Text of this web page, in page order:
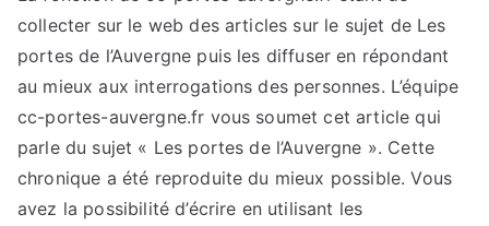
collecter sur le web des articles sur le sujet de Les
portes de l’Auvergne puis les diffuser en répondant
au mieux aux interrogations des personnes. L’équipe
cc-portes-auvergne.fr vous soumet cet article qui
parle du sujet « Les portes de l’Auvergne ». Cette
chronique a été reproduite du mieux possible. Vous
avez la possibilité d’écrire en utilisant les